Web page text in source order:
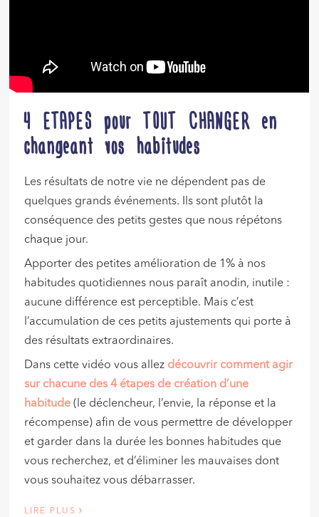
4 ETAPES pour TOUT CHANGER en
changeant vos habitudes
Les résultats de notre vie ne dépendent pas de
quelques grands événements. Ils sont plutôt la
conséquence des petits gestes que nous répétons
chaque jour.
Apporter des petites amélioration de 1% à nos
habitudes quotidiennes nous paraît anodin, inutile :
aucune différence est perceptible. Mais c’est
l’accumulation de ces petits ajustements qui porte à
des résultats extraordinaires.
Dans cette vidéo vous allez découvrir comment agir
sur chacune des 4 étapes de création d’une
habitude (le déclencheur, l’envie, la réponse et la
récompense) afin de vous permettre de développer
et garder dans la durée les bonnes habitudes que
vous recherchez, et d’éliminer les mauvaises dont
vous souhaitez vous débarrasser.
LIRE PLUS ›